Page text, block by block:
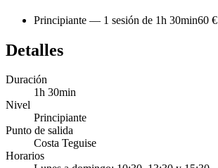
Principiante — 1 sesión de 1h 30min60 €
Detalles
Duración
1h 30min
Nivel
Principiante
Punto de salida
Costa Teguise
Horarios